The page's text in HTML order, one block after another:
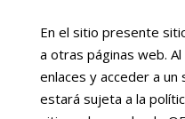
En el sitio presente
a otras páginas web.
enlaces y acceder a
estará sujeta a la